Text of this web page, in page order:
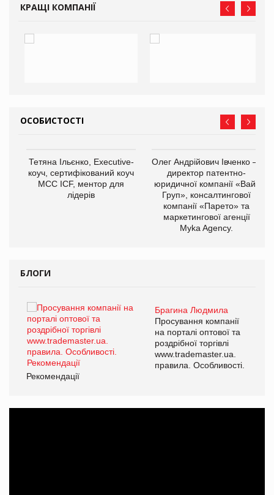
КРАЩІ КОМПАНІЇ
ОСОБИСТОСТІ
Тетяна Ільєнко, Executive-
коуч, сертифікований коуч
МСС ICF, ментор для
лідерів
Олег Андрійович Івченко —
директор патентно-
юридичної компанії «Вайз
Груп», консалтингової
компанії «Парето» та
маркетингової агенції
Myka Agency.
БЛОГИ
Брагина Людмила
Просування компанії
на порталі оптової та
роздрібної торгівлі
www.trademaster.ua.
правила. Особливості.
Рекомендації